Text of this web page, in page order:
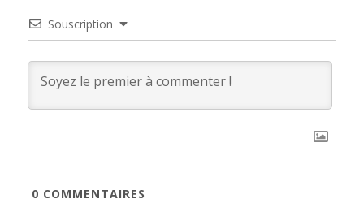
Souscription
0 COMMENTAIRES